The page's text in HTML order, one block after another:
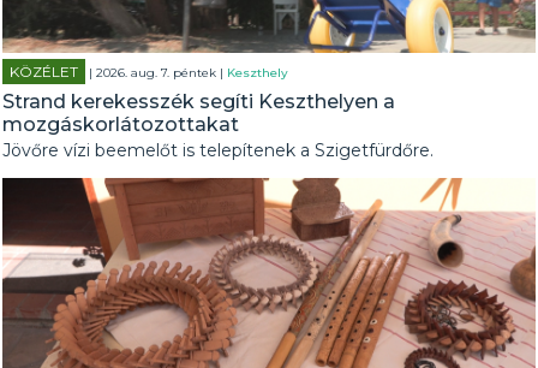
KÖZÉLET | 2026. aug. 7. péntek | Keszthely
Strand kerekesszék segíti Keszthelyen a
mozgáskorlátozottakat
Jövőre vízi beemelőt is telepítenek a Szigetfürdőre.